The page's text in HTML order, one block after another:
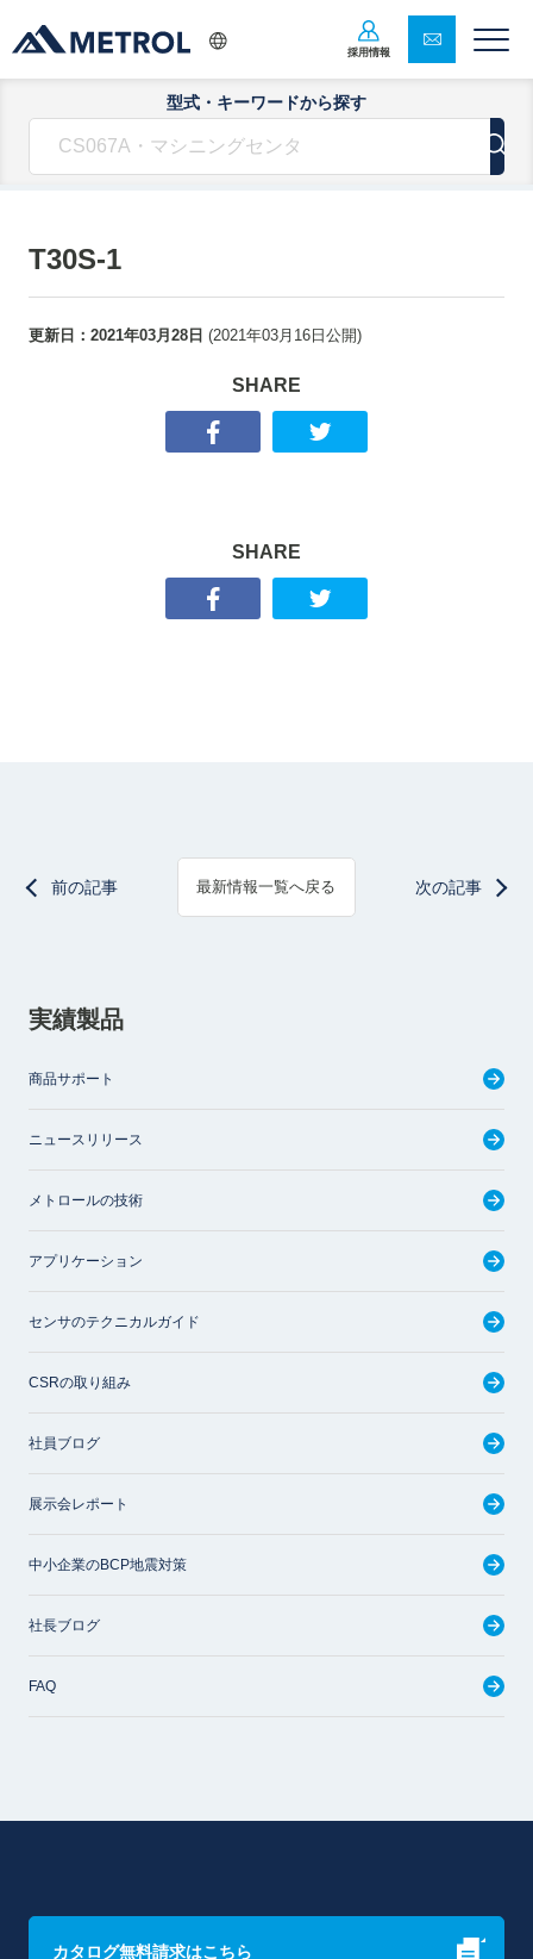
採用情報
型式・キーワードから探す
T30S-1
更新日： 2021年03月28日 (2021年03月16日 公開)
SHARE
SHARE
前の記事 最新情報一覧へ戻る 次の記事
実績製品
商品サポート
ニュースリリース
メトロールの技術
アプリケーション
センサのテクニカルガイド
CSRの取り組み
社員ブログ
展示会レポート
中小企業のBCP地震対策
社長ブログ
FAQ
カタログ無料請求はこちら